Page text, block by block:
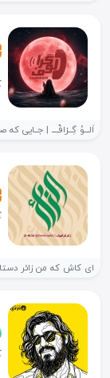
اَلـــوُ گِــرٰافْــــ |
ای کاش که من زائر